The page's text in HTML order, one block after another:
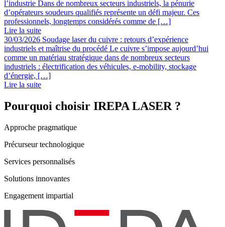
l’industrie Dans de nombreux secteurs industriels, la pénurie
d’opérateurs soudeurs qualifiés représente un défi majeur. Ces
professionnels, longtemps considérés comme de […]
Lire la suite
30/03/2026 Soudage laser du cuivre : retours d’expérience
industriels et maîtrise du procédé Le cuivre s’impose aujourd’hui
comme un matériau stratégique dans de nombreux secteurs
industriels : électrification des véhicules, e-mobility, stockage
d’énergie, […]
Lire la suite
Pourquoi choisir IREPA LASER ?
Approche pragmatique
Précurseur technologique
Services personnalisés
Solutions innovantes
Engagement impartial